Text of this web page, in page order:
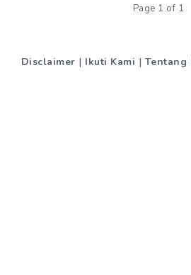
Page 1 of 1
Disclaimer | Ikuti Kami | Tentang